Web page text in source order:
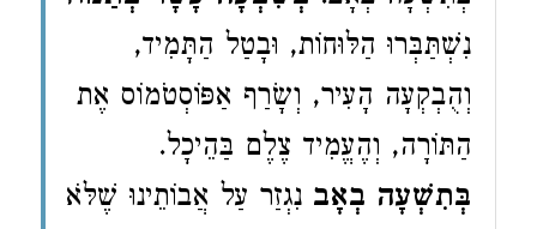
נִשְׁתַּבְּרוּ הַלּוּחוֹת, וּבָטַל הַתָּמִיד,
וְהֻבְקְעָה הָעִיר, וְשָׂרַף אַפּוֹסְטֹמוֹס אֶת
הַתּוֹרָה, וְהֶעֱמִיד צֶלֶם בַּהֵיכָל.
בְּתִשְׁעָה בְאָב נִגְזַר עַל אֲבוֹתֵינוּ שֶׁלֹּא